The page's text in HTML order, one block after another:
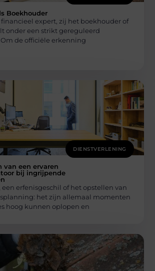
Boekhouder
expert, zij het boekhouder of
onder een strikt gereguleerd
de officiële erkenning
DIENSTVERLENING
van een ervaren
bij ingrijpende
een erfenisgeschil of het opstellen van
het zijn allemaal momenten
hoog kunnen oplopen en